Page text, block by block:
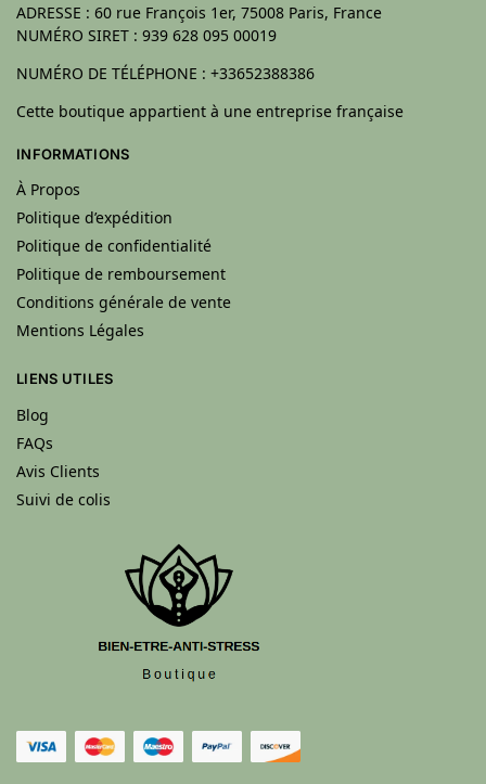
ADRESSE : 60 rue François 1er, 75008 Paris, France
NUMÉRO SIRET : 939 628 095 00019
NUMÉRO DE TÉLÉPHONE : +33652388386
Cette boutique appartient à une entreprise française
INFORMATIONS
À Propos
Politique d’expédition
Politique de confidentialité
Politique de remboursement
Conditions générale de vente
Mentions Légales
LIENS UTILES
Blog
FAQs
Avis Clients
Suivi de colis